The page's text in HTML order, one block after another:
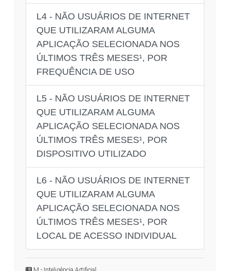
L4 - NÃO USUÁRIOS DE INTERNET
QUE UTILIZARAM ALGUMA
APLICAÇÃO SELECIONADA NOS
ÚLTIMOS TRÊS MESES¹, POR
FREQUÊNCIA DE USO
L5 - NÃO USUÁRIOS DE INTERNET
QUE UTILIZARAM ALGUMA
APLICAÇÃO SELECIONADA NOS
ÚLTIMOS TRÊS MESES¹, POR
DISPOSITIVO UTILIZADO
L6 - NÃO USUÁRIOS DE INTERNET
QUE UTILIZARAM ALGUMA
APLICAÇÃO SELECIONADA NOS
ÚLTIMOS TRÊS MESES¹, POR
LOCAL DE ACESSO INDIVIDUAL